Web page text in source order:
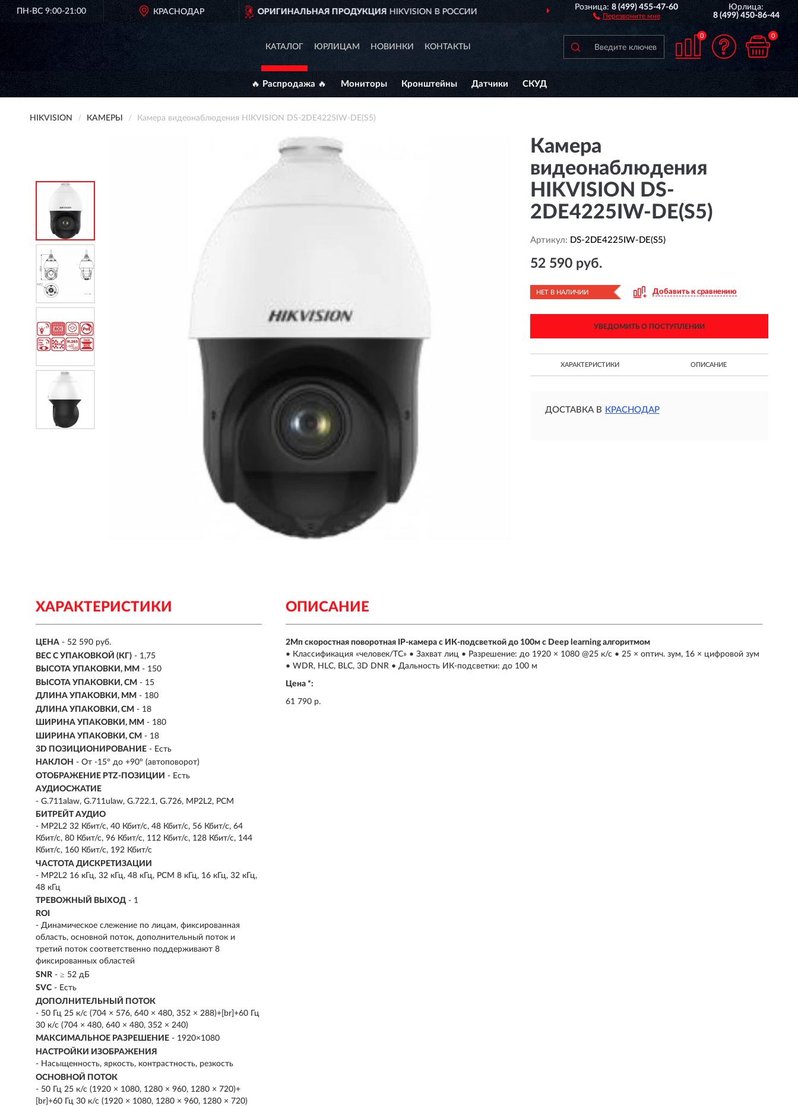
ПН-ВС 9:00-21:00 КРАСНОДАР
ОРИГИНАЛЬНАЯ ПРОДУКЦИЯHIKVISION В РОССИИ ДОСТАВИМПО ВСЕЙ РОССИИ ПОЛНЫЙАССОРТИМЕНТ
Розница:8 (499) 455-47-60
Перезвоните мне
Юрлица:
8 (499) 450-86-44
КАТАЛОГ ЮРЛИЦАМ НОВИНКИ КОНТАКТЫ
0 0
🔥 Распродажа 🔥 Мониторы Кронштейны Датчики СКУД
HIKVISION КАМЕРЫ Камера видеонаблюдения HIKVISION DS-2DE4225IW-DE(S5)
Камера
видеонаблюдения
HIKVISION DS-
2DE4225IW-DE(S5)
Артикул: DS-2DE4225IW-DE(S5)
52 590 руб.
НЕТ В НАЛИЧИИ Добавить к сравнению
УВЕДОМИТЬ О ПОСТУПЛЕНИИ
ХАРАКТЕРИСТИКИ ОПИСАНИЕ
ДОСТАВКА В КРАСНОДАР
ХАРАКТЕРИСТИКИ
ЦЕНА - 52 590 руб.
ВЕС С УПАКОВКОЙ (КГ) - 1,75
ВЫСОТА УПАКОВКИ, ММ - 150
ВЫСОТА УПАКОВКИ, СМ - 15
ДЛИНА УПАКОВКИ, ММ - 180
ДЛИНА УПАКОВКИ, СМ - 18
ШИРИНА УПАКОВКИ, ММ - 180
ШИРИНА УПАКОВКИ, СМ - 18
3D ПОЗИЦИОНИРОВАНИЕ - Есть
НАКЛОН - От -15° до +90° (автоповорот)
ОТОБРАЖЕНИЕ PTZ-ПОЗИЦИИ - Есть
АУДИОСЖАТИЕ
- G.711alaw, G.711ulaw, G.722.1, G.726, MP2L2, PCM
БИТРЕЙТ АУДИО
- MP2L2 32 Кбит/с, 40 Кбит/с, 48 Кбит/с, 56 Кбит/с, 64
Кбит/с, 80 Кбит/с, 96 Кбит/с, 112 Кбит/с, 128 Кбит/с, 144
Кбит/с, 160 Кбит/с, 192 Кбит/с
ЧАСТОТА ДИСКРЕТИЗАЦИИ
- MP2L2 16 кГц, 32 кГц, 48 кГц, PCM 8 кГц, 16 кГц, 32 кГц,
48 кГц
ТРЕВОЖНЫЙ ВЫХОД - 1
ROI
- Динамическое слежение по лицам, фиксированная
область, основной поток, дополнительный поток и
третий поток соответственно поддерживают 8
фиксированных областей
SNR - ≥ 52 дБ
SVC - Есть
ДОПОЛНИТЕЛЬНЫЙ ПОТОК
- 50 Гц 25 к/с (704 × 576, 640 × 480, 352 × 288)+[br]+60 Гц
30 к/с (704 × 480, 640 × 480, 352 × 240)
МАКСИМАЛЬНОЕ РАЗРЕШЕНИЕ - 1920×1080
НАСТРОЙКИ ИЗОБРАЖЕНИЯ
- Насыщенность, яркость, контрастность, резкость
ОСНОВНОЙ ПОТОК
- 50 Гц 25 к/с (1920 × 1080, 1280 × 960, 1280 × 720)+
[br]+60 Гц 30 к/с (1920 × 1080, 1280 × 960, 1280 × 720)
ОПИСАНИЕ
2Мп скоростная поворотная IP-камера c ИК-подсветкой до 100м с Deep learning алгоритмом
• Классификация «человек/ТС» • Захват лиц • Разрешение: до 1920 × 1080 @25 к/с • 25 × оптич. зум, 16 × цифровой зум
• WDR, HLC, BLC, 3D DNR • Дальность ИК-подсветки: до 100 м
Цена *:
61 790 р.